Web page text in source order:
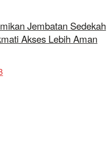
Jembatan Sedekah
Akses Lebih Aman